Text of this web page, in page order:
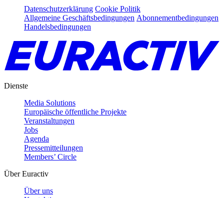
Datenschutzerklärung Cookie Politik
Allgemeine Geschäftsbedingungen Abonnementbedingungen
Handelsbedingungen
Dienste
Media Solutions
Europäische öffentliche Projekte
Veranstaltungen
Jobs
Agenda
Pressemitteilungen
Members’ Circle
Über Euractiv
Über uns